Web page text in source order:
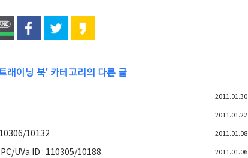
래이닝 북' 카테고리의 다른 글
2011.01.30
2011.01.22
10132 2011.01.08
UVa ID : 110305/10188 2011.01.06